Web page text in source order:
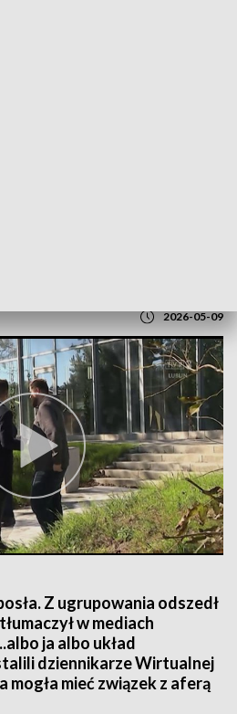
2026-05-09
Z ugrupowania odszedł
w mediach
ja albo układ
dziennikarze Wirtualnej
mogła mieć związek z aferą